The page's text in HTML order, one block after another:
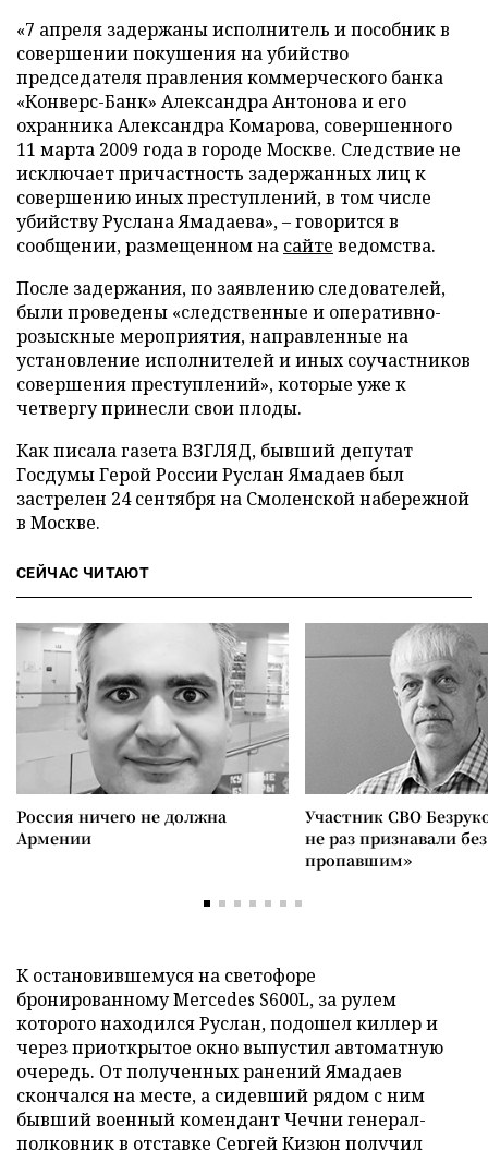
«7 апреля задержаны исполнитель и пособник в
совершении покушения на убийство
председателя правления коммерческого банка
«Конверс-Банк» Александра Антонова и его
охранника Александра Комарова, совершенного
11 марта 2009 года в городе Москве. Следствие не
исключает причастность задержанных лиц к
совершению иных преступлений, в том числе
убийству Руслана Ямадаева», – говорится в
сообщении, размещенном на сайте ведомства.
После задержания, по заявлению следователей,
были проведены «следственные и оперативно-
розыскные мероприятия, направленные на
установление исполнителей и иных соучастников
совершения преступлений», которые уже к
четвергу принесли свои плоды.
Как писала газета ВЗГЛЯД, бывший депутат
Госдумы Герой России Руслан Ямадаев был
застрелен 24 сентября на Смоленской набережной
в Москве.
СЕЙЧАС ЧИТАЮТ
Россия ничего не должна
Армении
Участник СВО
не раз признавали
пропавшим»
К остановившемуся на светофоре
бронированному Mercedes S600L, за рулем
которого находился Руслан, подошел киллер и
через приоткрытое окно выпустил автоматную
очередь. От полученных ранений Ямадаев
скончался на месте, а сидевший рядом с ним
бывший военный комендант Чечни генерал-
полковник в отставке Сергей Кизюн получил